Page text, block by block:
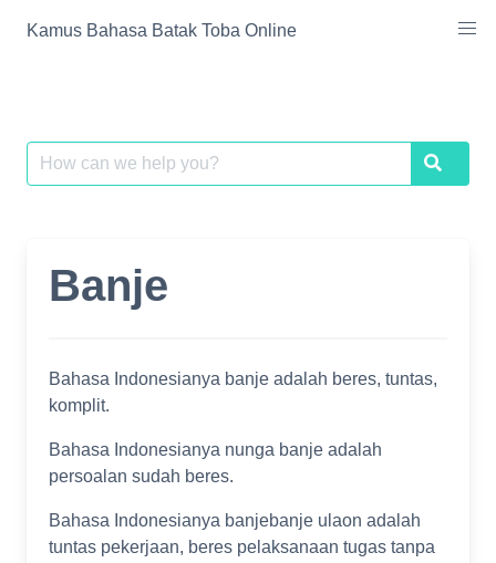
Kamus Bahasa Batak Toba Online
Search
for:
Search
Banje
Bahasa Indonesianya banje adalah beres, tuntas,
komplit.
Bahasa Indonesianya nunga banje adalah
persoalan sudah beres.
Bahasa Indonesianya banjebanje ulaon adalah
tuntas pekerjaan, beres pelaksanaan tugas tanpa